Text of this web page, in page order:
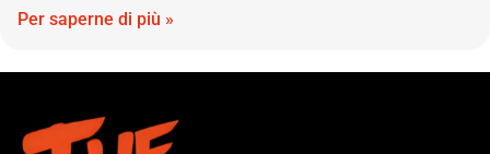
Per saperne di più »